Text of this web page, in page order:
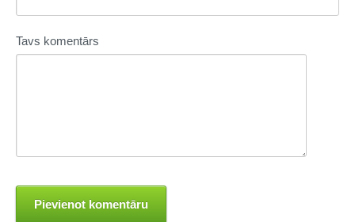
Tavs komentārs